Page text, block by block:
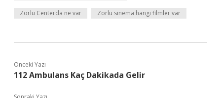
Zorlu Centerda ne var Zorlu sinema hangi filmler var
Önceki Yazı
112 Ambulans Kaç Dakikada Gelir